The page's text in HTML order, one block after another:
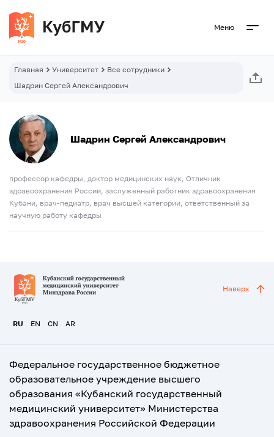
Меню
Главная Университет
Все сотрудники
Шадрин Сергей Александрович
Шадрин Сергей Александрович
профессор кафедры, доктор медицинских наук, Отличник
здравоохранения России, заслуженный работник здравоохранения
Кубани, врач-педиатр, врач высшей категории, ответственный за
научную работу кафедры
RU EN CN AR
Наверх
Федеральное государственное бюджетное
образовательное учреждение высшего
образования «Кубанский государственный
медицинский университет» Министерства
здравоохранения Российской Федерации